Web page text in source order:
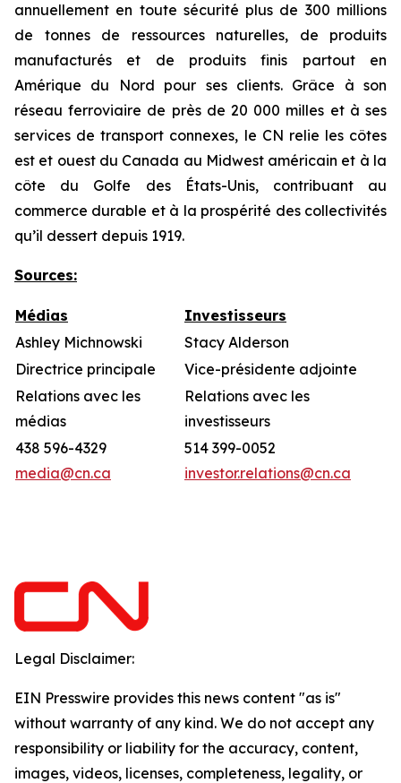
annuellement en toute sécurité plus de 300 millions
de tonnes de ressources naturelles, de produits
manufacturés et de produits finis partout en
Amérique du Nord pour ses clients. Grâce à son
réseau ferroviaire de près de 20 000 milles et à ses
services de transport connexes, le CN relie les côtes
est et ouest du Canada au Midwest américain et à la
côte du Golfe des États-Unis, contribuant au
commerce durable et à la prospérité des collectivités
qu’il dessert depuis 1919.
Sources:
Médias
Investisseurs
Ashley Michnowski
Stacy Alderson
Directrice principale
Vice-présidente adjointe
Relations avec les
médias
Relations avec les
investisseurs
438 596-4329
media@cn.ca
514 399-0052
investor.relations@cn.ca
Legal Disclaimer:
EIN Presswire provides this news content "as is"
without warranty of any kind. We do not accept any
responsibility or liability for the accuracy, content,
images, videos, licenses, completeness, legality, or